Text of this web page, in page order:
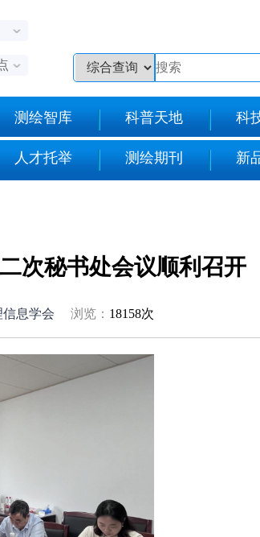
测绘智库 科普天地 科
人才托举 测绘期刊 新
次秘书处会议顺利召开
息学会 浏览： 18158次